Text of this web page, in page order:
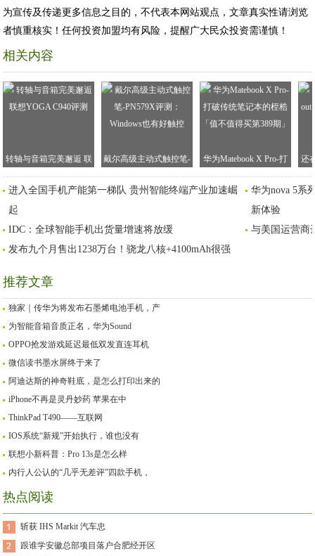
为宣传及传递更多信息之目的，不代表本网站观点，文章真实性请浏览
者慎重核实！任何投资加盟均有风险，提醒广大民众投资需谨慎！
相关内容
转轴与音箱完美邂逅 联
想YOGA C940评测
戴尔高级主动式触控笔-
PN579X评测：Windows
也有好触控
华为Matebook X Pro-打
破传统笔记本的桎梏
「值不值得买第389期」
还
进入全国手机产能第一梯队 贵州智能终端产业加速崛
起
华为nova 5系
新体验
IDC：全球智能手机出货量增速将放缓
与美国运营商
发布九个月售出1238万台！骁龙八核+4100mAh很强
推荐文章
独家｜传华为将发布石墨烯电池手机，产
为智能音箱音质正名，华为Sound
OPPO抢发游戏延迟最低双发直连耳机
微信读书墨水屏终于来了
阿迪达斯的神奇鞋底，是怎么打印出来的
iPhone不再是灵丹妙药 苹果在中
ThinkPad T490——互联网
IOS系统“新规”开始执行，谁也没有
联想小新科普：Pro 13s是怎么样
内行人公认的“几乎无差评”四款手机，
热点阅读
斩获 IHS Markit 汽车忠
跟谁学安徽总部项目落户合肥经开区